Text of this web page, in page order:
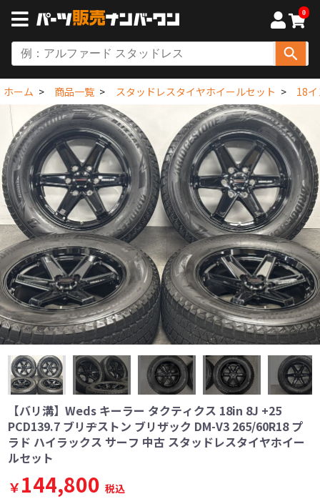
0
ホーム 商品一覧 スタッドレスタイヤホイールセット 18
【バリ溝】Weds キーラー タクティクス 18in 8J +25
PCD139.7 ブリヂストン ブリザック DM-V3 265/60R18 プ
ラド ハイラックス サーフ 中古 スタッドレスタイヤホイー
ルセット
￥144,800 税込